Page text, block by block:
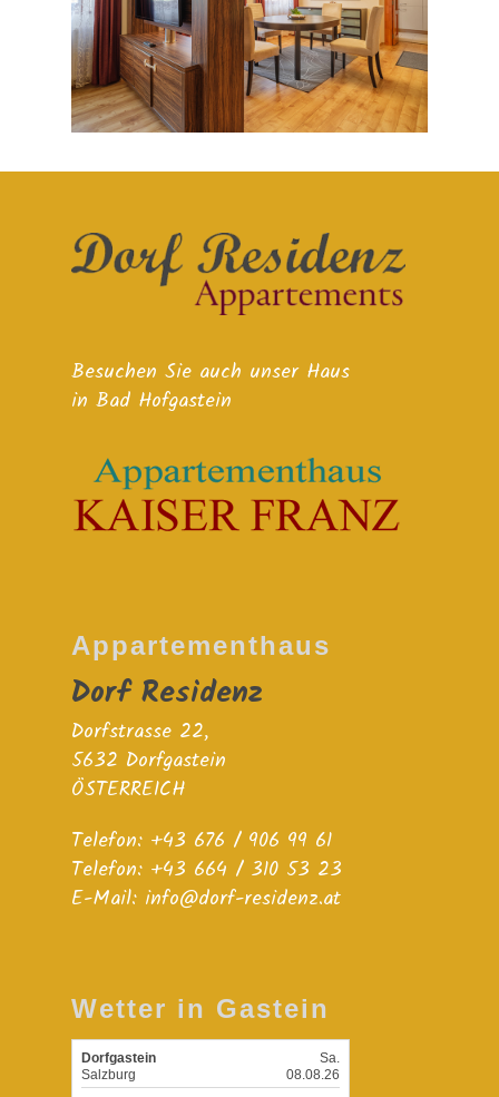
Besuchen Sie auch unser Haus
in Bad Hofgastein
Appartementhaus
Dorf Residenz
Dorfstrasse 22,
5632 Dorfgastein
ÖSTERREICH
Telefon: +43 676 / 906 99 61
Telefon: +43 664 / 310 53 23
E-Mail: info@dorf-residenz.at
Wetter in Gastein